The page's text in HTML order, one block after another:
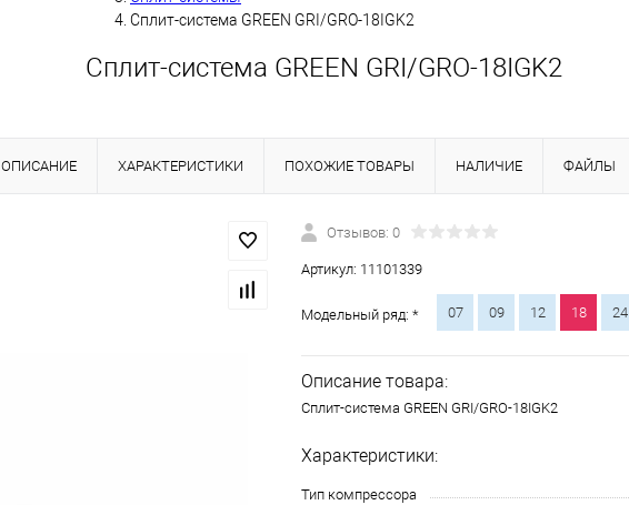
Сплит-система GREEN GRI/GRO-18IGK2
Сплит-система GREEN GRI/GRO-18IGK2
ОПИСАНИЕ ХАРАКТЕРИСТИКИ ПОХОЖИЕ ТОВАРЫ НАЛИЧИЕ ФАЙЛЫ
Отзывов: 0
Артикул: 11101339
Модельный ряд: * 07 09 12 18 24
Описание товара:
Сплит-система GREEN GRI/GRO-18IGK2
Характеристики:
Тип компрессора